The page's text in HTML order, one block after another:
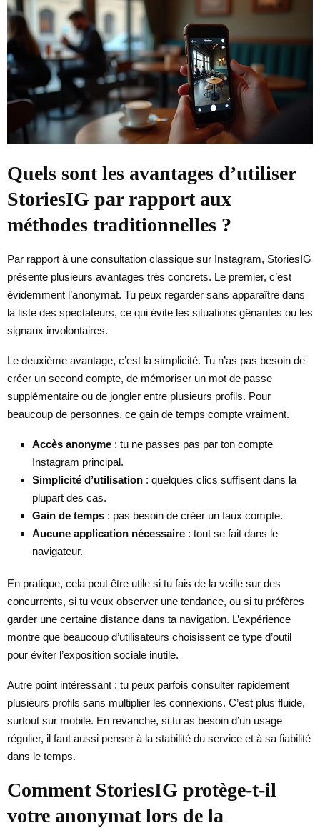
Quels sont les avantages d’utiliser
StoriesIG par rapport aux
méthodes traditionnelles ?
Par rapport à une consultation classique sur Instagram, StoriesIG
présente plusieurs avantages très concrets. Le premier, c’est
évidemment l’anonymat. Tu peux regarder sans apparaître dans
la liste des spectateurs, ce qui évite les situations gênantes ou les
signaux involontaires.
Le deuxième avantage, c’est la simplicité. Tu n’as pas besoin de
créer un second compte, de mémoriser un mot de passe
supplémentaire ou de jongler entre plusieurs profils. Pour
beaucoup de personnes, ce gain de temps compte vraiment.
Accès anonyme : tu ne passes pas par ton compte
Instagram principal.
Simplicité d’utilisation : quelques clics suffisent dans la
plupart des cas.
Gain de temps : pas besoin de créer un faux compte.
Aucune application nécessaire : tout se fait dans le
navigateur.
En pratique, cela peut être utile si tu fais de la veille sur des
concurrents, si tu veux observer une tendance, ou si tu préfères
garder une certaine distance dans ta navigation. L’expérience
montre que beaucoup d’utilisateurs choisissent ce type d’outil
pour éviter l’exposition sociale inutile.
Autre point intéressant : tu peux parfois consulter rapidement
plusieurs profils sans multiplier les connexions. C’est plus fluide,
surtout sur mobile. En revanche, si tu as besoin d’un usage
régulier, il faut aussi penser à la stabilité du service et à sa fiabilité
dans le temps.
Comment StoriesIG protège-t-il
votre anonymat lors de la